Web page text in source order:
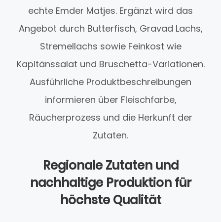
echte Emder Matjes. Ergänzt wird das
Angebot durch Butterfisch, Gravad Lachs,
Stremellachs sowie Feinkost wie
Kapitänssalat und Bruschetta-Variationen.
Ausführliche Produktbeschreibungen
informieren über Fleischfarbe,
Räucherprozess und die Herkunft der
Zutaten.
Regionale Zutaten und
nachhaltige Produktion für
höchste Qualität